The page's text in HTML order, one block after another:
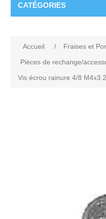
CATÉGORIES
Accueil / Fraises et
Pièces de rechange/
Vis écrou rainure 4/8 M4x3.2